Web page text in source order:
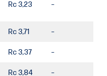
Rc 3,23 –
Rc 3,71 –
Rc 3,37 –
Rc 3,84 –